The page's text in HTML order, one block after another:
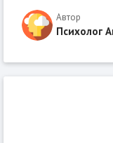
Автор
Психолог